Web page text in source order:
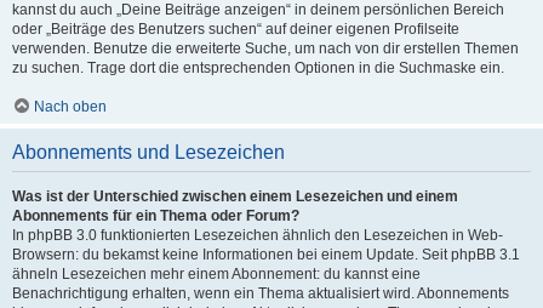
kannst du auch „Deine Beiträge anzeigen“ in deinem persönlichen Bereich
oder „Beiträge des Benutzers suchen“ auf deiner eigenen Profilseite
verwenden. Benutze die erweiterte Suche, um nach von dir erstellen Themen
zu suchen. Trage dort die entsprechenden Optionen in die Suchmaske ein.
Nach oben
Abonnements und Lesezeichen
Was ist der Unterschied zwischen einem Lesezeichen und einem
Abonnements für ein Thema oder Forum?
In phpBB 3.0 funktionierten Lesezeichen ähnlich den Lesezeichen in Web-
Browsern: du bekamst keine Informationen bei einem Update. Seit phpBB 3.1
ähneln Lesezeichen mehr einem Abonnement: du kannst eine
Benachrichtigung erhalten, wenn ein Thema aktualisiert wird. Abonnements